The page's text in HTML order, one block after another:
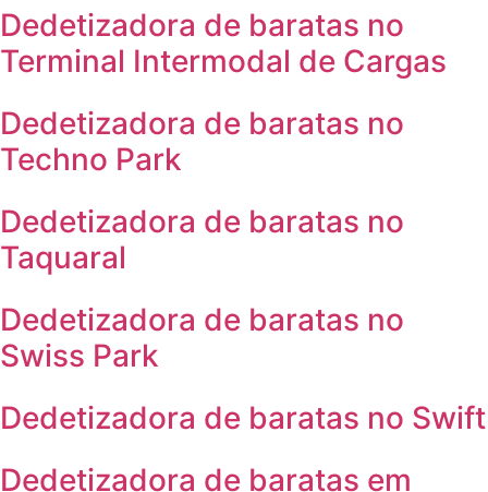
Dedetizadora de baratas no
Terminal Intermodal de Cargas
Dedetizadora de baratas no
Techno Park
Dedetizadora de baratas no
Taquaral
Dedetizadora de baratas no
Swiss Park
Dedetizadora de baratas no Swift
Dedetizadora de baratas em